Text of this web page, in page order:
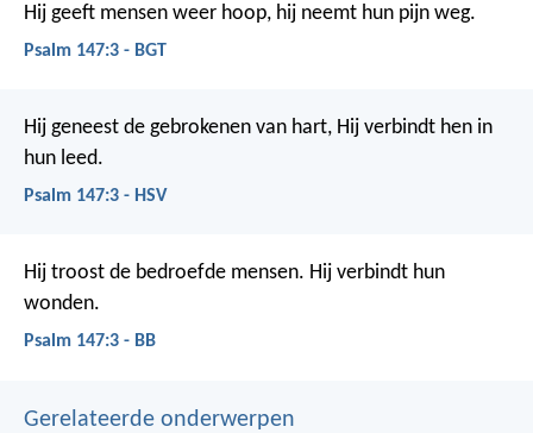
Hij geeft mensen weer hoop, hij neemt hun pijn weg.
Psalm 147:3 - BGT
Hij geneest de gebrokenen van hart, Hij verbindt hen in
hun leed.
Psalm 147:3 - HSV
Hij troost de bedroefde mensen. Hij verbindt hun
wonden.
Psalm 147:3 - BB
Gerelateerde onderwerpen